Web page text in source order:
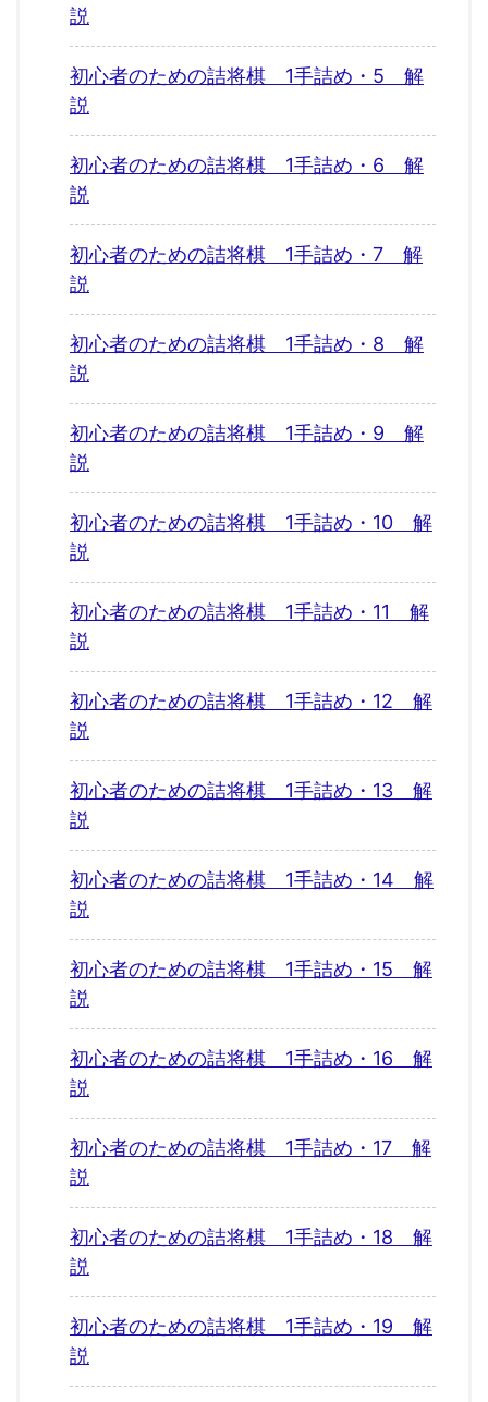
説
初心者のための詰将棋 1手詰め・5 解
説
初心者のための詰将棋 1手詰め・6 解
説
初心者のための詰将棋 1手詰め・7 解
説
初心者のための詰将棋 1手詰め・8 解
説
初心者のための詰将棋 1手詰め・9 解
説
初心者のための詰将棋 1手詰め・10 解
説
初心者のための詰将棋 1手詰め・11 解
説
初心者のための詰将棋 1手詰め・12 解
説
初心者のための詰将棋 1手詰め・13 解
説
初心者のための詰将棋 1手詰め・14 解
説
初心者のための詰将棋 1手詰め・15 解
説
初心者のための詰将棋 1手詰め・16 解
説
初心者のための詰将棋 1手詰め・17 解
説
初心者のための詰将棋 1手詰め・18 解
説
初心者のための詰将棋 1手詰め・19 解
説